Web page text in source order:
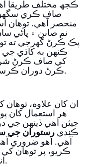
ڪجھ مختلف طريقا
صاف ڪري سگھو
منحصر آھي. توھان
نم صابن ۽ پاڻي
پڪ ڪرڻ گهرجي ته
ڪنهن به کاڌي
کي صاف ڪرڻ
ڪرڻ دوران ڪرسي تي گندگي کي روڪڻ کان روڪيو.
ان کان علاوه،
هر استعمال کان
جيئن اهي ڏينهن جي
ڪندي رستوران جي
آھي. اهو ضروري
ڪريو، پر توهان
انهن کي ڳري ڊيوٽي صاف ڪندڙ سان.